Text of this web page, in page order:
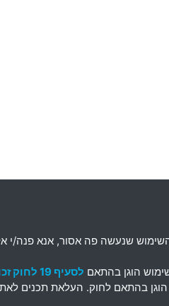
שנעשה פה אסור, אנא פנה/י
הוגן בהתאם לסעיף 19 לחוק זכויות יוצרים, תשס"ח-2007.
הוגן בהתאם לחוק. העלאת תכנים